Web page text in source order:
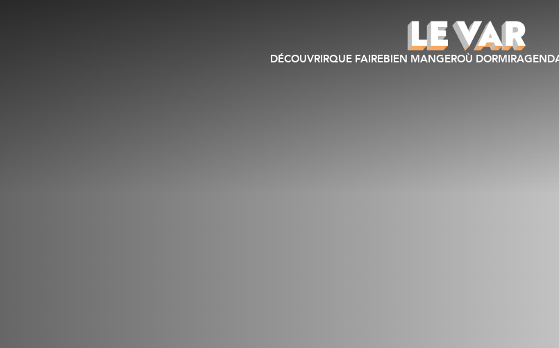
DÉCOUVRIRQUE FAIREBIEN MANGEROÙ DORMIR